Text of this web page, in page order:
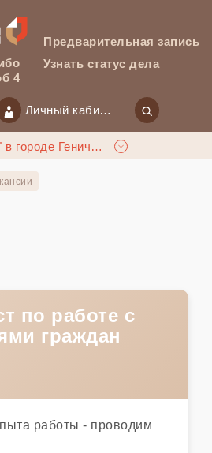
4
Предварительная запись
Узнать статус дела
Личный кабинет
Филиал ГКУ ХО "МФЦ" в городе Геническ
по работе с
граждан
работы - проводим